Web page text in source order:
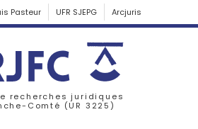
Pasteur UFR SJEPG Arcjuris
recherches juridiques
Comté (UR 3225)